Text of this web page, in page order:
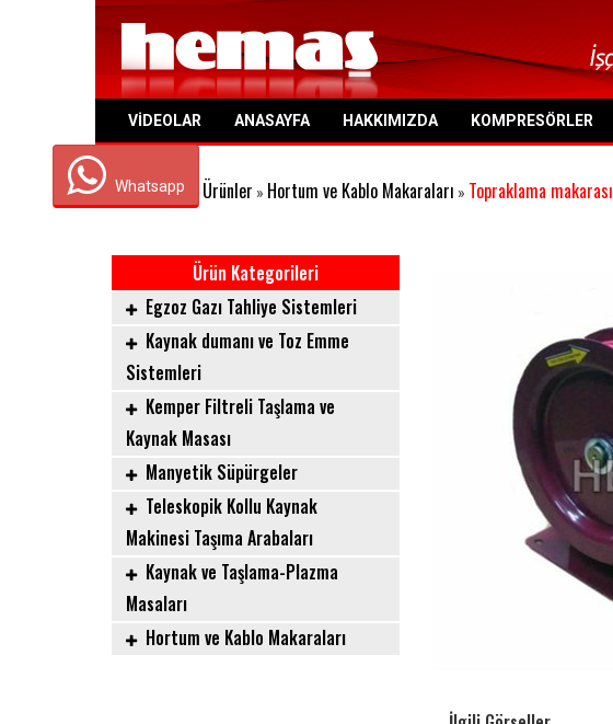
Whatsapp
VIDEOLAR ANASAYFA HAKKIMIZDA KOMPRESÖRLER
Anasayfa Ürünler » Hortum ve Kablo Makaraları » Topraklama makarası
Ürün Kategorileri
Egzoz Gazı Tahliye Sistemleri
Kaynak dumanı ve Toz Emme
Sistemleri
Kemper Filtreli Taşlama ve
Kaynak Masası
Manyetik Süpürgeler
Teleskopik Kollu Kaynak
Makinesi Taşıma Arabaları
Kaynak ve Taşlama-Plazma
Masaları
Hortum ve Kablo Makaraları